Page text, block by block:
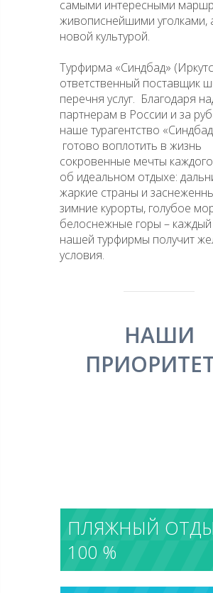
самыми интересными
живописнейшими уголками,
новой культурой.
Турфирма «Синдбад»
ответственный поставщик
перечня услуг. Благодаря
партнерам в России и за
наше турагентство
готово воплотить в жизнь
сокровенные мечты
об идеальном отдыхе:
жаркие страны и
зимние курорты, голубое
белоснежные горы – каждый
нашей турфирмы получит
условия.
НАШИ
ПЛЯЖНЫЙ
100 %